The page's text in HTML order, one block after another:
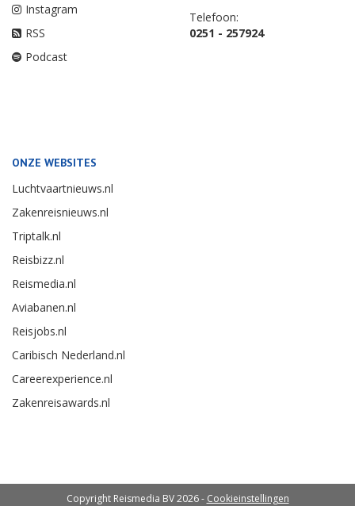
Instagram
RSS
Podcast
Telefoon:
0251 - 257924
ONZE WEBSITES
Luchtvaartnieuws.nl
Zakenreisnieuws.nl
Triptalk.nl
Reisbizz.nl
Reismedia.nl
Aviabanen.nl
Reisjobs.nl
Caribisch Nederland.nl
Careerexperience.nl
Zakenreisawards.nl
Copyright Reismedia BV 2026 - Cookieinstellingen